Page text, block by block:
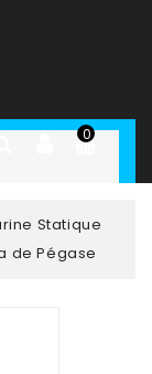
0
Statique
de Pégase